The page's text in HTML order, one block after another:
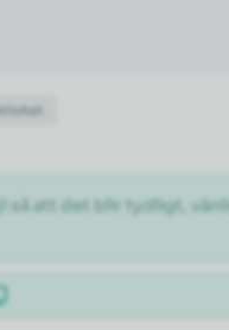
att det blir tydligt,